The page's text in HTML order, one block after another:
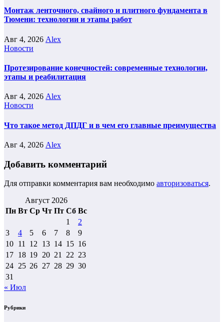
Монтаж ленточного, свайного и плитного фундамента в
Тюмени: технологии и этапы работ
Авг 4, 2026 Alex
Новости
Протезирование конечностей: современные технологии,
этапы и реабилитация
Авг 4, 2026 Alex
Новости
Что такое метод ДПДГ и в чем его главные преимущества
Авг 4, 2026 Alex
Добавить комментарий
Для отправки комментария вам необходимо авторизоваться.
Август 2026
Пн Вт Ср Чт Пт Сб Вс
1
2
3
4 5 6 7 8
9
10 11 12 13 14 15 16
17 18 19 20 21 22 23
24 25 26 27 28 29 30
31
« Июл
Рубрики